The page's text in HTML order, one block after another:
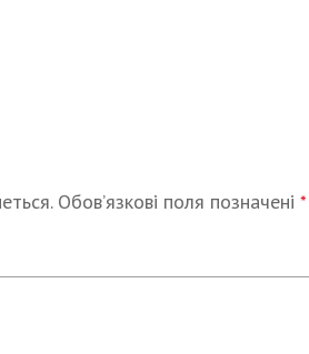
Обов’язкові поля позначені *